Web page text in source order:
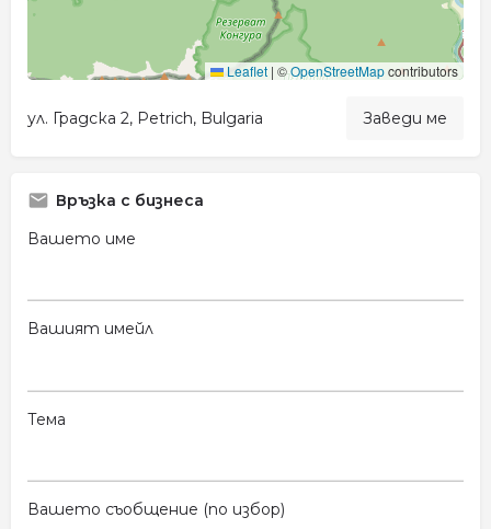
Leaflet | ©OpenStreetMapcontributors
ул. Градска 2, Petrich, Bulgaria Заведи ме
Връзка с бизнеса
Вашето име
Вашият имейл
Тема
Вашето съобщение (по избор)